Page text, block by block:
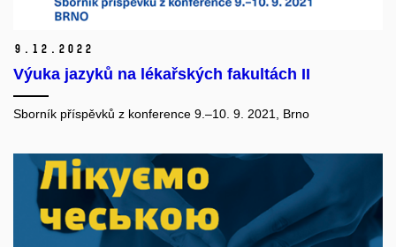
9. 12. 2022
Výuka jazyků na lékařských fakultách II
Sborník příspěvků z konference 9.–10. 9. 2021, Brno